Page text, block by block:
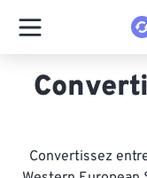
Convertissez